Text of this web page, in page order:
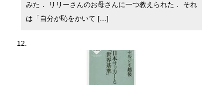
みた． リリーさんのお母さんに一つ教えられた． それ
は「自分が恥をかいて […]